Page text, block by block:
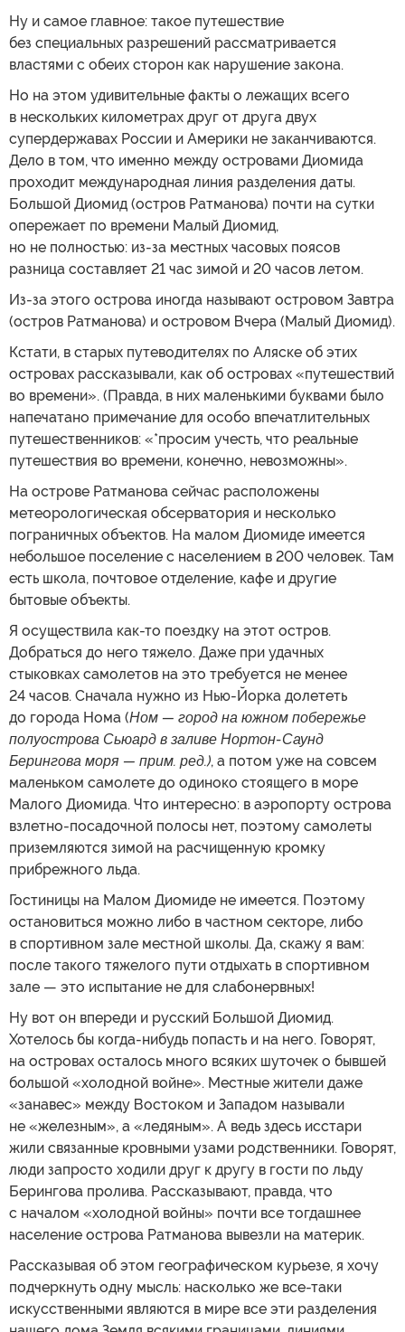
Ну и самое главное: такое путешествие
без специальных разрешений рассматривается
властями с обеих сторон как нарушение закона.
Но на этом удивительные факты о лежащих всего
в нескольких километрах друг от друга двух
супердержавах России и Америки не заканчиваются.
Дело в том, что именно между островами Диомида
проходит международная линия разделения даты.
Большой Диомид (остров Ратманова) почти на сутки
опережает по времени Малый Диомид,
но не полностью: из-за местных часовых поясов
разница составляет 21 час зимой и 20 часов летом.
Из-за этого острова иногда называют островом Завтра
(остров Ратманова) и островом Вчера (Малый Диомид).
Кстати, в старых путеводителях по Аляске об этих
островах рассказывали, как об островах «путешествий
во времени». (Правда, в них маленькими буквами было
напечатано примечание для особо впечатлительных
путешественников: «*просим учесть, что реальные
путешествия во времени, конечно, невозможны».
На острове Ратманова сейчас расположены
метеорологическая обсерватория и несколько
пограничных объектов. На малом Диомиде имеется
небольшое поселение с населением в 200 человек. Там
есть школа, почтовое отделение, кафе и другие
бытовые объекты.
Я осуществила как-то поездку на этот остров.
Добраться до него тяжело. Даже при удачных
стыковках самолетов на это требуется не менее
24 часов. Сначала нужно из Нью-Йорка долететь
до города Нома (Ном — город на южном побережье
полуострова Сьюард в заливе Нортон-Саунд
Берингова моря — прим. ред.), а потом уже на совсем
маленьком самолете до одиноко стоящего в море
Малого Диомида. Что интересно: в аэропорту острова
взлетно-посадочной полосы нет, поэтому самолеты
приземляются зимой на расчищенную кромку
прибрежного льда.
Гостиницы на Малом Диомиде не имеется. Поэтому
остановиться можно либо в частном секторе, либо
в спортивном зале местной школы. Да, скажу я вам:
после такого тяжелого пути отдыхать в спортивном
зале — это испытание не для слабонервных!
Ну вот он впереди и русский Большой Диомид.
Хотелось бы когда-нибудь попасть и на него. Говорят,
на островах осталось много всяких шуточек о бывшей
большой «холодной войне». Местные жители даже
«занавес» между Востоком и Западом называли
не «железным», а «ледяным». А ведь здесь исстари
жили связанные кровными узами родственники. Говорят,
люди запросто ходили друг к другу в гости по льду
Берингова пролива. Рассказывают, правда, что
с началом «холодной войны» почти все тогдашнее
население острова Ратманова вывезли на материк.
Рассказывая об этом географическом курьезе, я хочу
подчеркнуть одну мысль: насколько же все-таки
искусственными являются в мире все эти разделения